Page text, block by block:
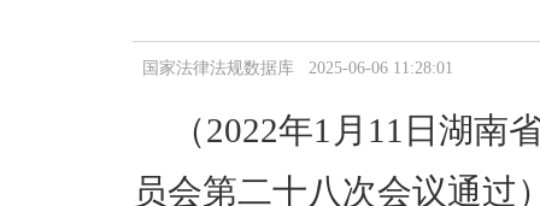
国家法律法规数据库 2025-06-06 11:28:01
（2022年1月11日湖南
员会第二十八次会议通过